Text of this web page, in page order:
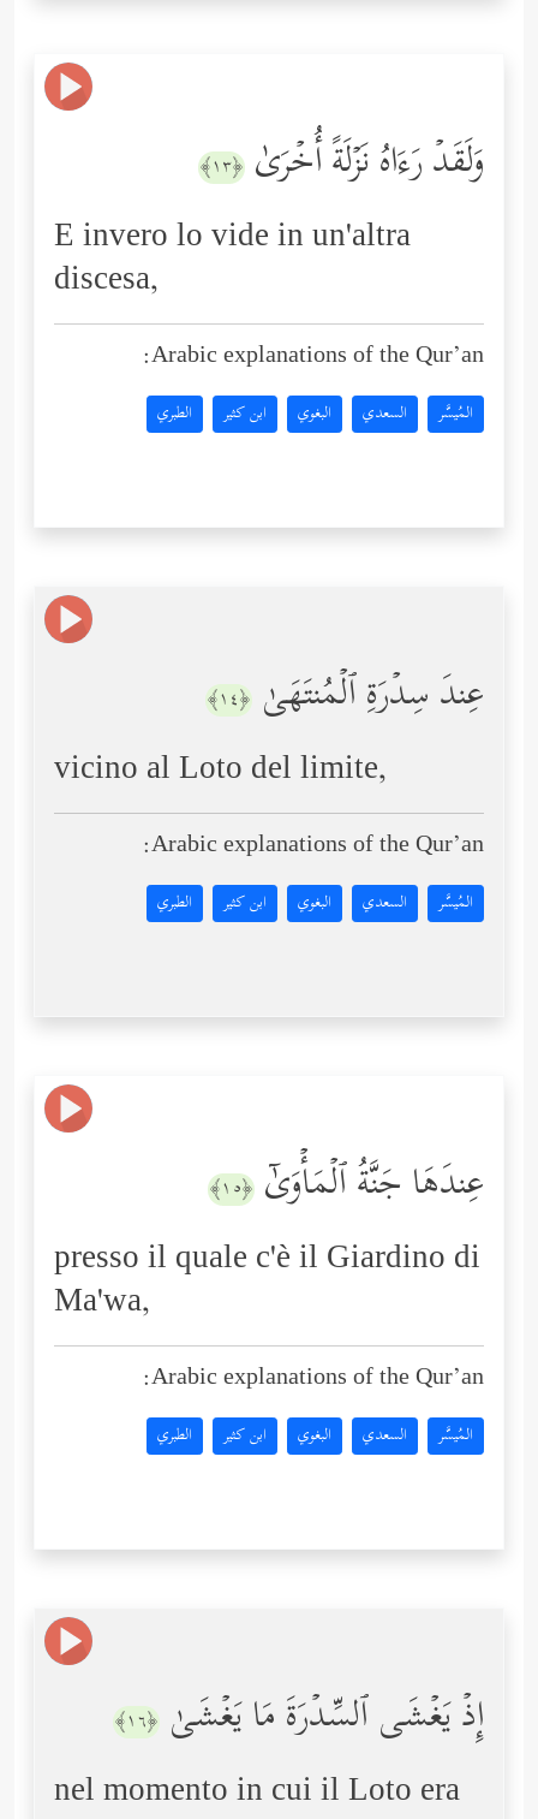
وَلَقَدۡ رَءَاهُ نَزۡلَةً أُخۡرَىٰ ﴿١٣﴾
E invero lo vide in un'altra
discesa,
Arabic explanations of the Qur’an:
المُيسَّر السعدي البغوي ابن كثير الطبري
عِندَ سِدۡرَةِ ٱلۡمُنتَهَىٰ ﴿١٤﴾
vicino al Loto del limite,
Arabic explanations of the Qur’an:
المُيسَّر السعدي البغوي ابن كثير الطبري
عِندَهَا جَنَّةُ ٱلۡمَأۡوَىٰۤ ﴿١٥﴾
presso il quale c'è il Giardino di
Ma'wa,
Arabic explanations of the Qur’an:
المُيسَّر السعدي البغوي ابن كثير الطبري
إِذۡ یَغۡشَى ٱلسِّدۡرَةَ مَا یَغۡشَىٰ ﴿١٦﴾
nel momento in cui il Loto era